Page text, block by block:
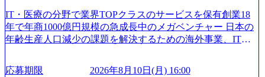
IT・医療の分野で業界TOPクラスのサービスを保有創業18
年で年商1000億円規模の急成長中のメガベンチャー 日本の
年齢生産人口減少の課題を解決するための海外事業、IT事
以上の事業を展開する オールインハウスの組織体制をとっ
応募期限
2026年8月10日(月) 16:00